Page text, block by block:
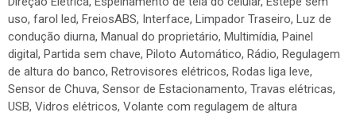
uso, farol led, FreiosABS, Interface, Limpador Traseiro, Luz de
condução diurna, Manual do proprietário, Multimídia, Painel
digital, Partida sem chave, Piloto Automático, Rádio, Regulagem
de altura do banco, Retrovisores elétricos, Rodas liga leve,
Sensor de Chuva, Sensor de Estacionamento, Travas elétricas,
USB, Vidros elétricos, Volante com regulagem de altura